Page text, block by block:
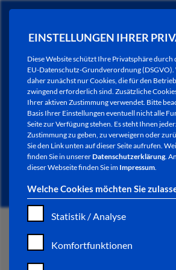
EINSTELLUNGEN IHRER
Diese Website schützt Ihre Privatsphäre durch
EU-Datenschutz-Grundverordnung
daher zunächst nur Cookies, die für den
zwingend erforderlich sind. Zusätzliche
Ihrer aktiven Zustimmung verwendet. Bitte
Basis Ihrer Einstellungen eventuell nicht alle
Seite zur Verfügung stehen. Es steht Ihnen
Zustimmung zu geben, zu verweigern oder
Sie den Link unten auf dieser Seite aufrufen.
finden Sie in unsererDatenschutzerklärung.
dieser Webseite finden Sie im Impressum.
Welche Cookies möchten Sie
Statistik / Analyse
Komfortfunktionen
AKTUELLES
START